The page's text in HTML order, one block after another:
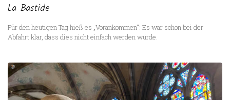
La Bastide
Für den heutigen Tag hieß es „Vorankommen“: Es war schon bei der
Abfahrt klar, dass dies nicht einfach werden würde.